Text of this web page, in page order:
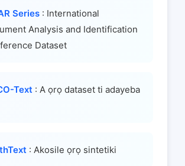
Series : International
Analysis and Identification
Dataset
Text : A ọrọ dataset ti adayeba
: Akosile ọrọ sintetiki